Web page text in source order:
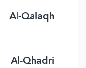
Al-Qalaqh
Al-Qhadri